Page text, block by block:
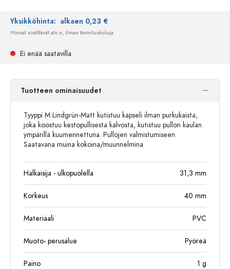
Yksikköhinta: alkaen 0,23 €
Hinnat sisältävät alv:n, ilman toimituskuluja
Ei enää saatavilla
Tuotteen ominaisuudet
Tyyppi M Lindgrün-Matt kutistuu kapseli ilman purkukaista,
joka koostuu kestopullisesta kalvosta, kutistuu pullon kaulan
ympärillä kuumennettuna. Pullojen valmistumiseen.
Saatavana muina kokoina/muunnelmina.
Halkaisija - ulkopuolella 31,3 mm
Korkeus 40 mm
Materiaali PVC
Muoto- perusalue Pyöreä
Paino 1 g